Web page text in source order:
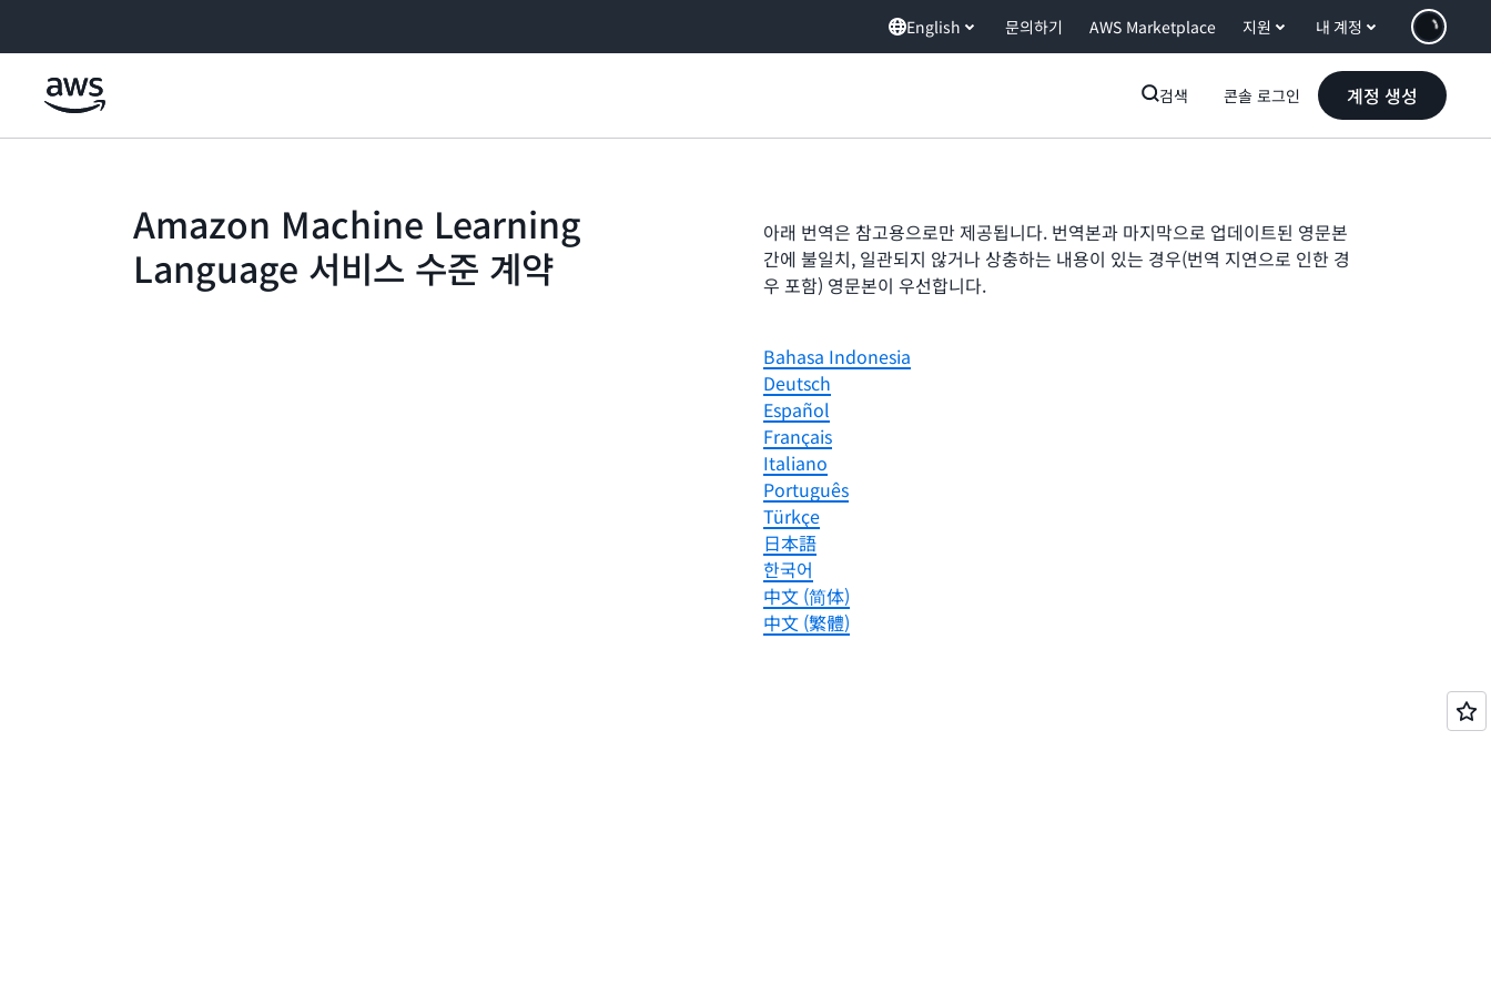
English 문의하기 AWS Marketplace 지원 내 계정
검색 콘솔 로그인 계정 생성
Amazon Machine Learning
Language 서비스 수준 계약
아래 번역은 참고용으로만 제공됩니다. 번역본과 마지막으로 업데이트된 영문본
간에 불일치, 일관되지 않거나 상충하는 내용이 있는 경우(번역 지연으로 인한 경
우 포함) 영문본이 우선합니다.
Bahasa Indonesia
Deutsch
Español
Français
Italiano
Português
Türkçe
日本語
한국어
中文 (简体)
中文 (繁體)